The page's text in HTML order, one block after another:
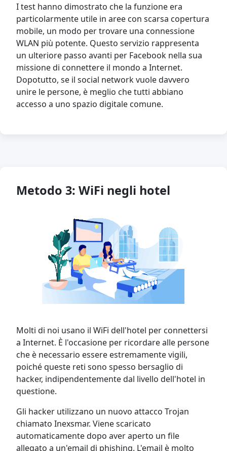
I test hanno dimostrato che la funzione era
particolarmente utile in aree con scarsa copertura
mobile, un modo per trovare una connessione
WLAN più potente. Questo servizio rappresenta
un ulteriore passo avanti per Facebook nella sua
missione di connettere il mondo a Internet.
Dopotutto, se il social network vuole davvero
unire le persone, è meglio che tutti abbiano
accesso a uno spazio digitale comune.
Metodo 3: WiFi negli hotel
Molti di noi usano il WiFi dell'hotel per connettersi
a Internet. È l'occasione per ricordare alle persone
che è necessario essere estremamente vigili,
poiché queste reti sono spesso bersaglio di
hacker, indipendentemente dal livello dell'hotel in
questione.
Gli hacker utilizzano un nuovo attacco Trojan
chiamato Inexsmar. Viene scaricato
automaticamente dopo aver aperto un file
allegato a un'email di phishing. L'email è molto